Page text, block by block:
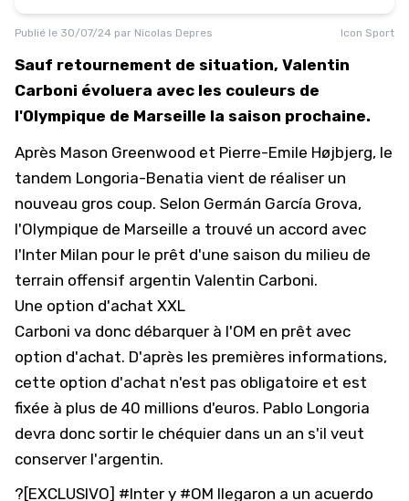
Publié le 30/07/24 par Nicolas Depres Icon Sport
Sauf retournement de situation, Valentin
Carboni évoluera avec les couleurs de
l'Olympique de Marseille la saison prochaine.
Après Mason Greenwood et Pierre-Emile Højbjerg, le
tandem Longoria-Benatia vient de réaliser un
nouveau gros coup. Selon Germán García Grova,
l'Olympique de Marseille a trouvé un accord avec
l'Inter Milan pour le prêt d'une saison du milieu de
terrain offensif argentin Valentin Carboni.
Une option d'achat XXL
Carboni va donc débarquer à l'OM en prêt avec
option d'achat. D'après les premières informations,
cette option d'achat n'est pas obligatoire et est
fixée à plus de 40 millions d'euros. Pablo Longoria
devra donc sortir le chéquier dans un an s'il veut
conserver l'argentin.
?[EXCLUSIVO] #Inter y #OM llegaron a un acuerdo